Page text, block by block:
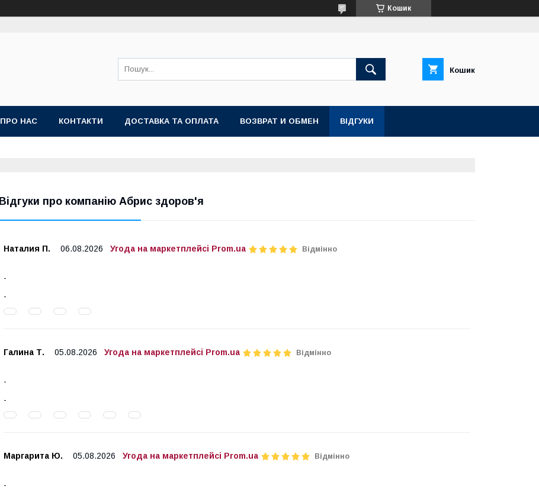
Кошик
Кошик
ПРО НАС КОНТАКТИ ДОСТАВКА ТА ОПЛАТА ВОЗВРАТ И ОБМЕН ВІДГУКИ
Відгуки про компанію Абрис здоров'я
Наталия П. 06.08.2026 Угода на маркетплейсі Prom.ua Відмінно
Галина Т. 05.08.2026 Угода на маркетплейсі Prom.ua Відмінно
Маргарита Ю. 05.08.2026 Угода на маркетплейсі Prom.ua Відмінно